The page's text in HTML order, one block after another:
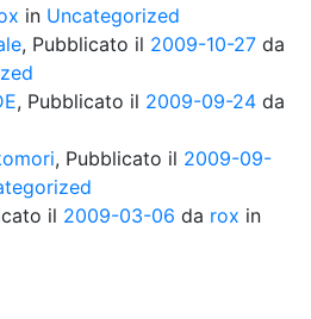
in Uncategorized
, Pubblicato il 2009-10-27 da
, Pubblicato il 2009-09-24 da
, Pubblicato il 2009-09-
il 2009-03-06 da rox in